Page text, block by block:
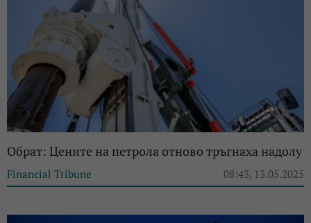
Обрат: Цените на петрола отново тръгнаха надолу
Financial Tribune 08:43, 13.05.2025